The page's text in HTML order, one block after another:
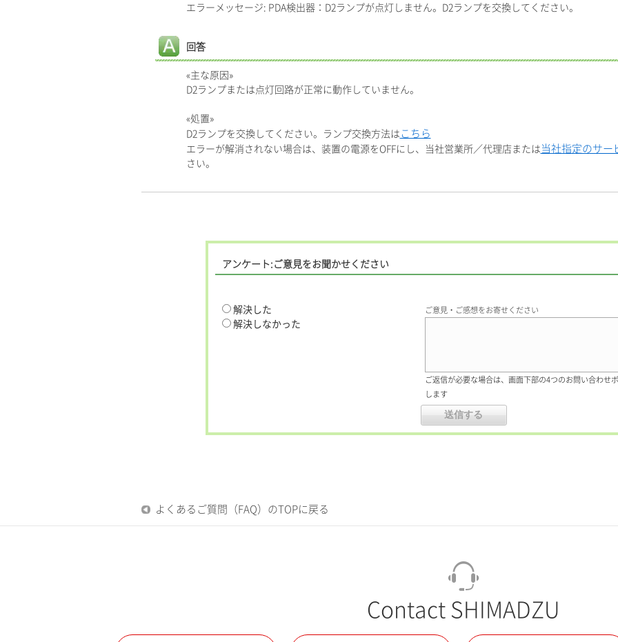
エラーメッセージ: PDA検出器：D2ランプが点灯しません。D2ランプを交換してください。
回答
«主な原因»
D2ランプまたは点灯回路が正常に動作していません。
«処置»
D2ランプを交換してください。ランプ交換方法は こちら
エラーが解消されない場合は、装置の電源をOFFにし、当社営業所／代理店または 当社指定のサー
さい。
アンケート:ご意見をお聞かせください
解決した
解決しなかった
ご意見・ご感想をお寄せください
ご返信が必要な場合は、画面下部の4つのお問い合わせ
します
よくあるご質問（FAQ）のTOPに戻る
Contact SHIMADZU